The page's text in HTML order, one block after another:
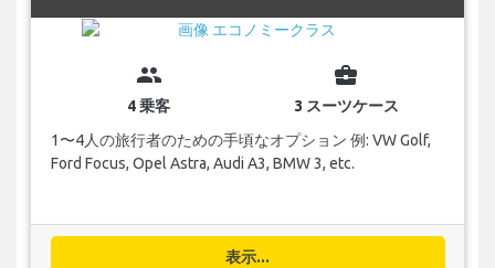
group
4 乗客
business_center
3 スーツケース
1〜4人の旅行者のための手頃なオプション 例: VW Golf,
Ford Focus, Opel Astra, Audi A3, BMW 3, etc.
表示...